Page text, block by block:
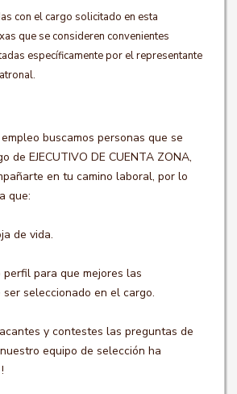
con el cargo solicitado en esta
que se consideren convenientes
específicamente por el representante
buscamos personas que se
de EJECUTIVO DE CUENTA ZONA,
en tu camino laboral, por lo
que:
de vida.
perfil para que mejores las
seleccionado en el cargo.
y contestes las preguntas de
equipo de selección ha